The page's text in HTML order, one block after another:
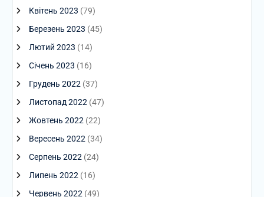
Квітень 2023 (79)
Березень 2023 (45)
Лютий 2023 (14)
Січень 2023 (16)
Грудень 2022 (37)
Листопад 2022 (47)
Жовтень 2022 (22)
Вересень 2022 (34)
Серпень 2022 (24)
Липень 2022 (16)
Червень 2022 (49)